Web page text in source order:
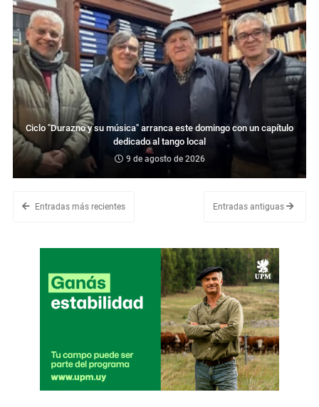
Ciclo "Durazno y su música" arranca este domingo con un capítulo
dedicado al tango local
9 de agosto de 2026
Entradas más recientes Entradas antiguas